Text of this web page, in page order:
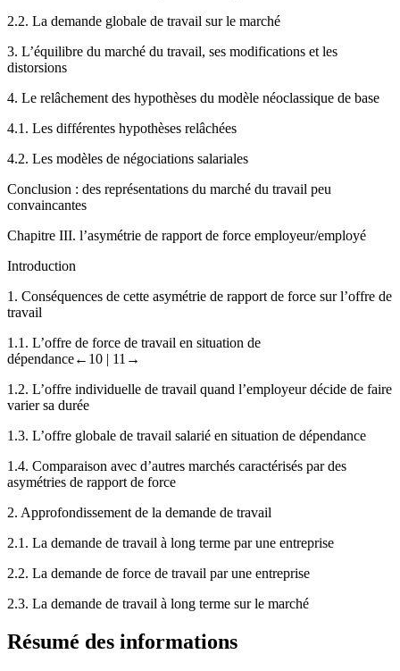
2.2. La demande globale de travail sur le marché
3. L’équilibre du marché du travail, ses modifications et les
distorsions
4. Le relâchement des hypothèses du modèle néoclassique de base
4.1. Les différentes hypothèses relâchées
4.2. Les modèles de négociations salariales
Conclusion : des représentations du marché du travail peu
convaincantes
Chapitre III. l’asymétrie de rapport de force employeur/employé
Introduction
1. Conséquences de cette asymétrie de rapport de force sur l’offre de
travail
1.1. L’offre de force de travail en situation de
dépendance←10 | 11→
1.2. L’offre individuelle de travail quand l’employeur décide de faire
varier sa durée
1.3. L’offre globale de travail salarié en situation de dépendance
1.4. Comparaison avec d’autres marchés caractérisés par des
asymétries de rapport de force
2. Approfondissement de la demande de travail
2.1. La demande de travail à long terme par une entreprise
2.2. La demande de force de travail par une entreprise
2.3. La demande de travail à long terme sur le marché
Résumé des informations